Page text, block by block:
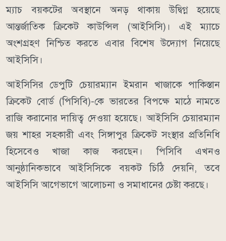
ম্যাচ বয়কটের অবস্থানে অনড় থাকায় উদ্বিগ্ন হয়েছে
আন্তর্জাতিক ক্রিকেট কাউন্সিল (আইসিসি)। এই ম্যাচে
অংশগ্রহণ নিশ্চিত করতে এবার বিশেষ উদ্যোগ নিয়েছে
আইসিসি।
আইসিসির ডেপুটি চেয়ারম্যান ইমরান খাজাকে পাকিস্তান
ক্রিকেট বোর্ড (পিসিবি)-কে ভারতের বিপক্ষে মাঠে নামতে
রাজি করানোর দায়িত্ব দেওয়া হয়েছে। আইসিসি চেয়ারম্যান
জয় শাহর সহকারী এবং সিঙ্গাপুর ক্রিকেট সংস্থার প্রতিনিধি
হিসেবেও খাজা কাজ করছেন। পিসিবি এখনও
আনুষ্ঠানিকভাবে আইসিসিকে বয়কট চিঠি দেয়নি, তবে
আইসিসি আগেভাগে আলোচনা ও সমাধানের চেষ্টা করছে।